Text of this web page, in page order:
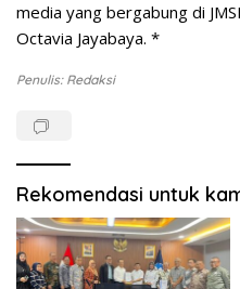
media yang bergabung di
Octavia Jayabaya. *
Penulis: Redaksi
Rekomendasi untuk